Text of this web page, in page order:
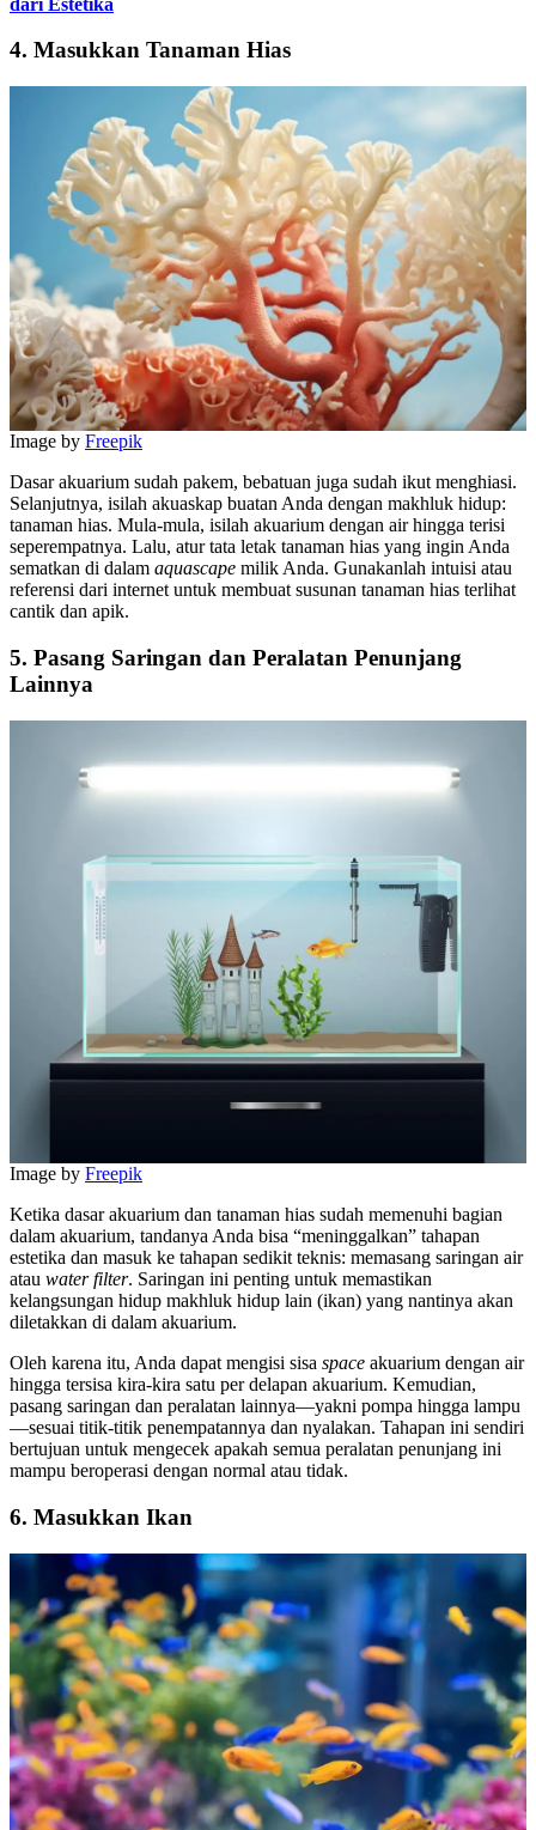
4. Masukkan Tanaman Hias
Image by Freepik
Dasar akuarium sudah pakem, bebatuan juga sudah ikut menghiasi.
Selanjutnya, isilah akuaskap buatan Anda dengan makhluk hidup:
tanaman hias. Mula-mula, isilah akuarium dengan air hingga terisi
seperempatnya. Lalu, atur tata letak tanaman hias yang ingin Anda
sematkan di dalam aquascape milik Anda. Gunakanlah intuisi atau
referensi dari internet untuk membuat susunan tanaman hias terlihat
cantik dan apik.
5. Pasang Saringan dan Peralatan Penunjang
Lainnya
Image by Freepik
Ketika dasar akuarium dan tanaman hias sudah memenuhi bagian
dalam akuarium, tandanya Anda bisa “meninggalkan” tahapan
estetika dan masuk ke tahapan sedikit teknis: memasang saringan air
atau water filter. Saringan ini penting untuk memastikan
kelangsungan hidup makhluk hidup lain (ikan) yang nantinya akan
diletakkan di dalam akuarium.
Oleh karena itu, Anda dapat mengisi sisa space akuarium dengan air
hingga tersisa kira-kira satu per delapan akuarium. Kemudian,
pasang saringan dan peralatan lainnya—yakni pompa hingga lampu
—sesuai titik-titik penempatannya dan nyalakan. Tahapan ini sendiri
bertujuan untuk mengecek apakah semua peralatan penunjang ini
mampu beroperasi dengan normal atau tidak.
6. Masukkan Ikan